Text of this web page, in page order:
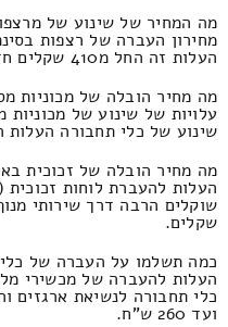
מה המחיר של שינוע של
מחירון העברה של רצפות
העלות זה החל מ410 שקלים חדשים.
מה מחיר הובלה של מכוניות
עלויות של שינוע של
שינוע של כלי תחבורה העלות הינו 450 ומקסימום
מה מחיר הובלה של זכוכית
העלות להעברת לוחות
שקלים.
כמה תשלמו על העברה של
ועד 260 ש"ח.